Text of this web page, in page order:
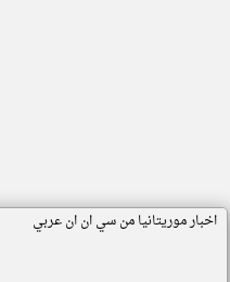
اخبار موريتانيا من سي ان ان عربي